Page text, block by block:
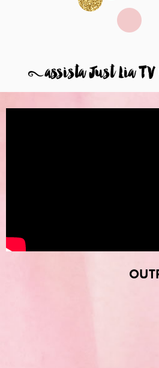
8assista Just Lia